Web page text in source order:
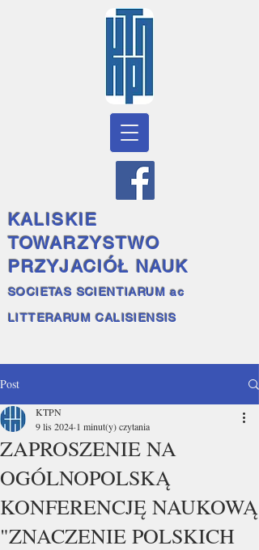
KALISKIE
TOWARZYSTWO
PRZYJACIÓŁ NAUK
SOCIETAS SCIENTIARUM ac
LITTERARUM CALISIENSIS
Post
ZAPROSZENIE NA
OGÓLNOPOLSKĄ
KONFERENCJĘ NAUKOWĄ
"ZNACZENIE POLSKICH
KTPN
9 lis 2024 1 minut(y) czytania